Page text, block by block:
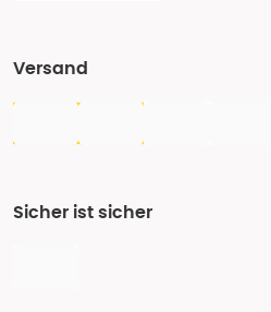
Versand
Sicher ist sicher